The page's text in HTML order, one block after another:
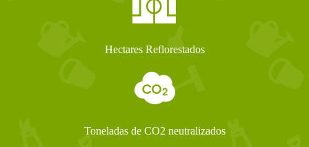
Hectares Reflorestados
Toneladas de CO2 neutralizados